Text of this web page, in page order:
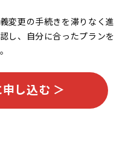
変更の手続きを滞りなく進
し、自分に合ったプランを
し込む ＞